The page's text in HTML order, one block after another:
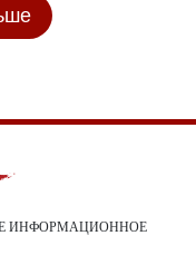
ИНФОРМАЦИОННОЕ